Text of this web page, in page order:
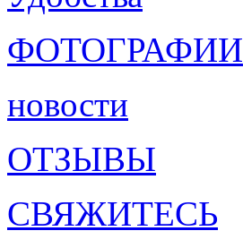
ФОТОГРАФИИ
новости
ОТЗЫВЫ
СВЯЖИТЕСЬ